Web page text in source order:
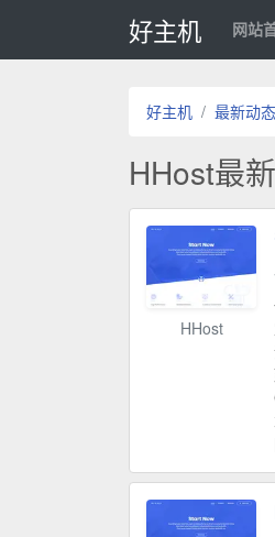
好主机 网站
好主机 最新动态
HHost最
HHost